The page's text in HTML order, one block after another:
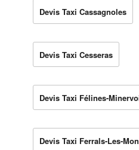
Devis Taxi Cassagnoles
Devis Taxi Cesseras
Devis Taxi Félines-
Devis Taxi Ferrals-Les-